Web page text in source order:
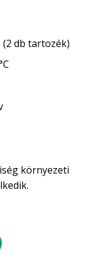
(2 db tartozék)
környezeti